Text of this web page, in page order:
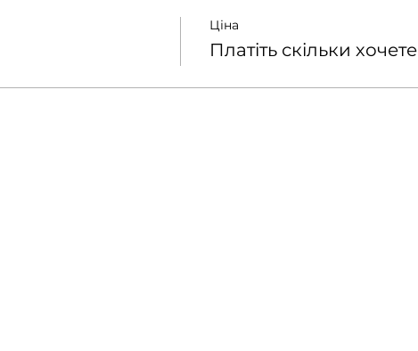
Ціна
Платіть скільки хочете